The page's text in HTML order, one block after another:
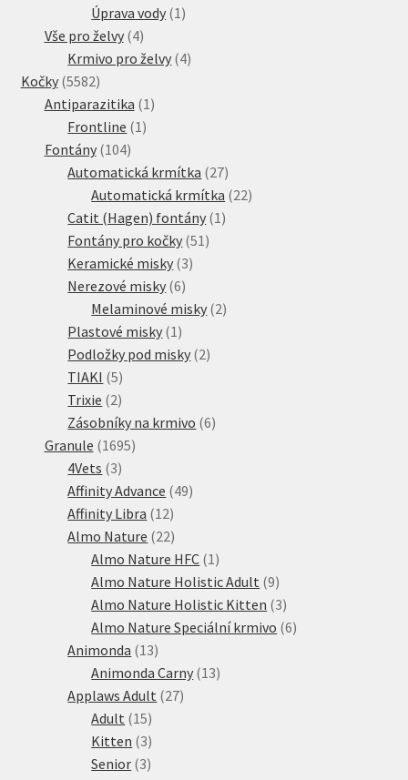
produkt
Úprava vody 1 1
Vše pro želvy 44
produkty
Krmivo pro želvy 44
Kočky 55825582
produktů
Antiparazitika 1 1
Frontline 1 1
Fontány 104104
produktů
Automatická krmítka 2727
produktů
Automatická krmítka 2222
Catit (Hagen) fontány 1 1
Fontány pro kočky 51 51
Keramické misky 33
Nerezové misky 66
produktů
Melaminové misky 22
Plastové misky 1 1
produkt
Podložky pod misky 22
TIAKI 55
produktů
Trixie 22
produkty
Zásobníky na krmivo 66
Granule 16951695
4Vets 33
produkty
Affinity Advance 4949
Affinity Libra 1212
produktů
Almo Nature 2222
produktů
Almo Nature HFC 1 1
produkt
Almo Nature Holistic Adult 99
produktů
Almo Nature Holistic Kitten 33
produkty
Almo Nature Speciální krmivo 66
Animonda 1313
produktů
Animonda Carny 1313
Applaws Adult 2727
Adult 1515
produktů
Kitten 33
produkty
Senior 33